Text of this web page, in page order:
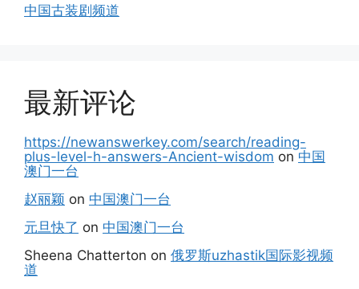
中国古装剧频道
最新评论
https://newanswerkey.com/search/reading-
plus-level-h-answers-Ancient-wisdom on 中国
澳门一台
赵丽颖 on 中国澳门一台
元旦快了 on 中国澳门一台
Sheena Chatterton on 俄罗斯uzhastik国际影视频
道